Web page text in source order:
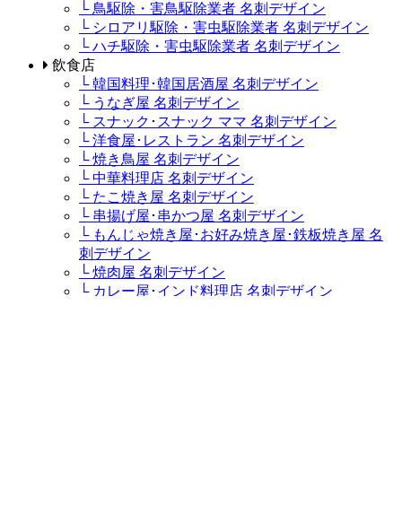
└ 鳥駆除・害鳥駆除業者 名刺デザイン
└ シロアリ駆除・害虫駆除業者 名刺デザイン
└ ハチ駆除・害虫駆除業者 名刺デザイン
飲食店
└ 韓国料理･韓国居酒屋 名刺デザイン
└ うなぎ屋 名刺デザイン
└ スナック･スナック ママ 名刺デザイン
└ 洋食屋･レストラン 名刺デザイン
└ 焼き鳥屋 名刺デザイン
└ 中華料理店 名刺デザイン
└ たこ焼き屋 名刺デザイン
└ 串揚げ屋･串かつ屋 名刺デザイン
└ もんじゃ焼き屋･お好み焼き屋･鉄板焼き屋 名
刺デザイン
└ 焼肉屋 名刺デザイン
└ カレー屋･インド料理店 名刺デザイン